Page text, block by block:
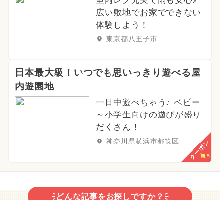
広い敷地でお家でできない
体験しよう！
東京都八王子市
日本最大級！いつでも思いっきり遊べる屋
内遊園地
一日中遊べちゃう♪ ベビー
～小学生向けの遊びが盛り
だくさん！
神奈川県横浜市都筑区 クーポン
どんな記事をお探しですか？